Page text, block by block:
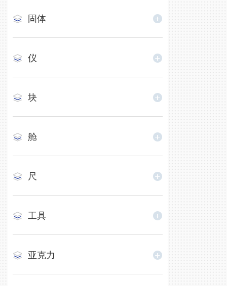
固体
仪
块
舱
尺
工具
亚克力